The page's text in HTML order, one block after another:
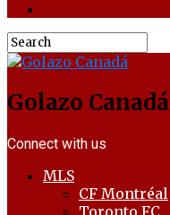
Golazo Canadá
Connect with us
MLS
CF Montréal
Toronto FC